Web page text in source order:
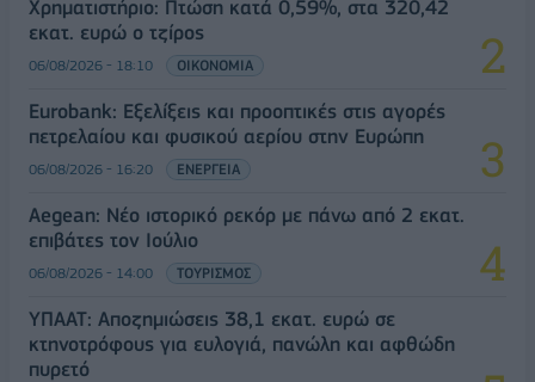
Χρηματιστήριο: Πτώση κατά 0,59%, στα 320,42
εκατ. ευρώ ο τζίρος
06/08/2026 - 18:10 ΟΙΚΟΝΟΜΙΑ
Eurobank: Εξελίξεις και προοπτικές στις αγορές
πετρελαίου και φυσικού αερίου στην Ευρώπη
06/08/2026 - 16:20 ΕΝΕΡΓΕΙΑ
Aegean: Νέο ιστορικό ρεκόρ με πάνω από 2 εκατ.
επιβάτες τον Ιούλιο
06/08/2026 - 14:00 ΤΟΥΡΙΣΜΟΣ
ΥΠΑΑΤ: Αποζημιώσεις 38,1 εκατ. ευρώ σε
κτηνοτρόφους για ευλογιά, πανώλη και αφθώδη
πυρετό